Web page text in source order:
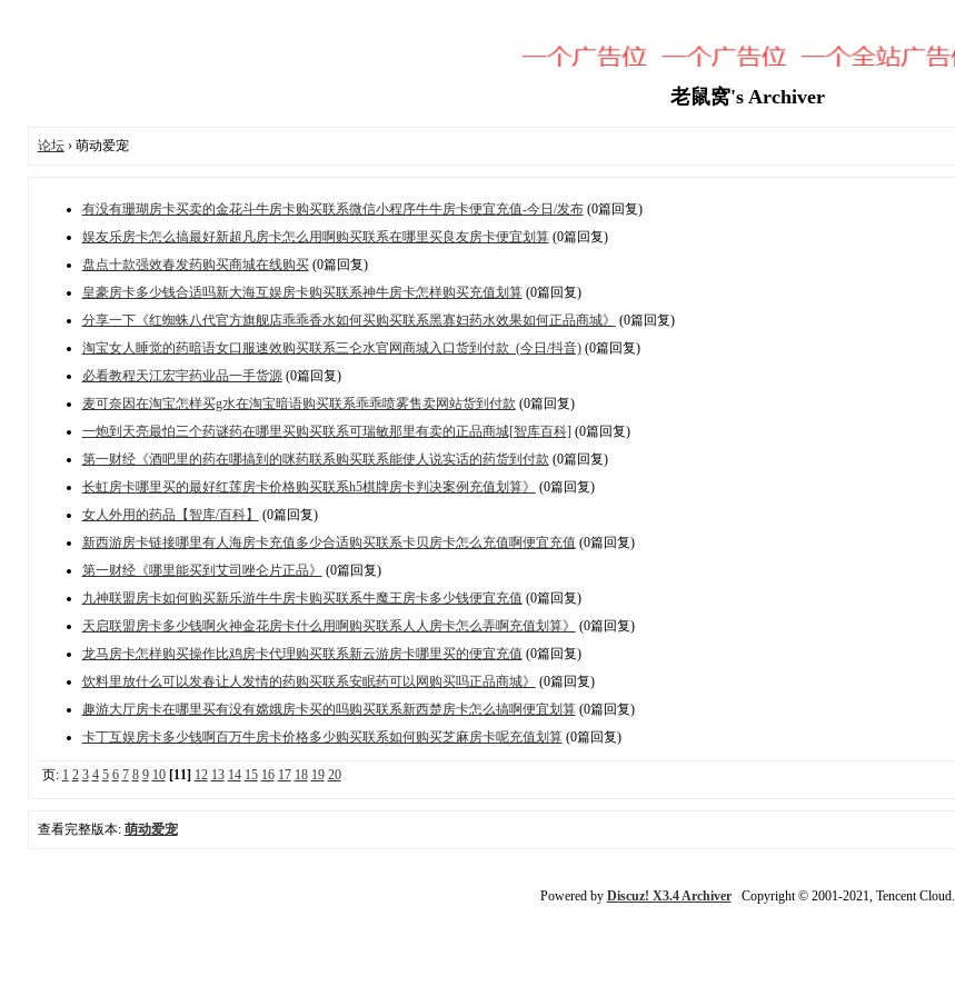
老鼠窝's Archiver
论坛› 萌动爱宠
有没有珊瑚房卡买卖的金花斗牛房卡购买联系微信小程序牛牛房卡便宜充值-今日/发布(0篇回复)
娱友乐房卡怎么搞最好新超凡房卡怎么用啊购买联系在哪里买良友房卡便宜划算(0篇回复)
盘点十款强效春发药购买商城在线购买(0篇回复)
皇豪房卡多少钱合适吗新大海互娱房卡购买联系神牛房卡怎样购买充值划算(0篇回复)
分享一下《红蜘蛛八代官方旗舰店乖乖香水如何买购买联系黑寡妇药水效果如何正品商城》
(0篇回复)
淘宝女人睡觉的药暗语女口服速效购买联系三仑水官网商城入口货到付款_(今日/抖音)(0篇回复)
必看教程天江宏宇药业品一手货源(0篇回复)
麦可奈因在淘宝怎样买g水在淘宝暗语购买联系乖乖喷雾售卖网站货到付款 (0篇回复)
一炮到天亮最怕三个药谜药在哪里买购买联系可瑞敏那里有卖的正品商城[智库百科] (0篇回复)
第一财经《酒吧里的药在哪搞到的咪药联系购买联系能使人说实话的药货到付款 (0篇回复)
长虹房卡哪里买的最好红莲房卡价格购买联系h5棋牌房卡判决案例充值划算》
(0篇回复)
女人外用的药品【智库/百科】
(0篇回复)
新西游房卡链接哪里有人海房卡充值多少合适购买联系卡贝房卡怎么充值啊便宜充值 (0篇回复)
第一财经《哪里能买到艾司唑仑片正品》
(0篇回复)
九神联盟房卡如何购买新乐游牛牛房卡购买联系牛魔王房卡多少钱便宜充值 (0篇回复)
天启联盟房卡多少钱啊火神金花房卡什么用啊购买联系人人房卡怎么弄啊充值划算》
(0篇回复)
龙马房卡怎样购买操作比鸡房卡代理购买联系新云游房卡哪里买的便宜充值 (0篇回复)
饮料里放什么可以发春让人发情的药购买联系安眠药可以网购买吗正品商城》
(0篇回复)
趣游大厅房卡在哪里买有没有嫦娥房卡买的吗购买联系新西楚房卡怎么搞啊便宜划算(0篇回复)
卡丁互娱房卡多少钱啊百万牛房卡价格多少购买联系如何购买芝麻房卡呢充值划算(0篇回复)
页: 1 2 3 4 5 6 7 8 9 10 [11] 12 13 14 15 16 17 18 19 20
查看完整版本: 萌动爱宠
Powered by Discuz! X3.4 ArchiverCopyright © 2001-2021, Tencent Cloud.